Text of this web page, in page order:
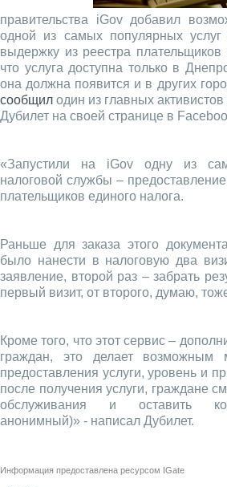
правительства iGov добавил
одной из самых популярных
выдержку из реестра плательщиков
что услуга доступна только в
она должна появится и в других
сообщил один из главных
Дубилет на своей странице в
«Запустили на iGov одну из
налоговой службы –
плательщиков единого налога.
Раньше для заказа этого
было нанести в налоговую два
заявление, второй раз – забрать
первый визит, от второго, думаю,
Кроме того, что этот сервис –
граждан, это делает возможным
предоставления услуги, уровень и
после получения услуги, граждане
обслуживания и оставить
анонимный)» - написал Дубилет.
Информация предоставлена ресурсом IGate